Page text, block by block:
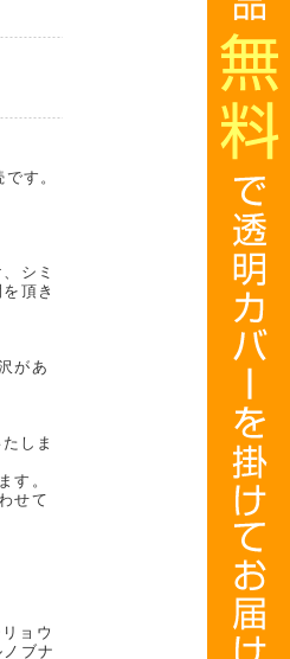
す。
シミ
頂き
があ
しま
す。
せて
ョウ
ブナ